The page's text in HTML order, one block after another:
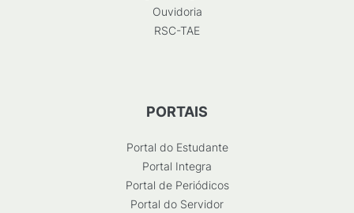
Ouvidoria
RSC-TAE
PORTAIS
Portal do Estudante
Portal Integra
Portal de Periódicos
Portal do Servidor